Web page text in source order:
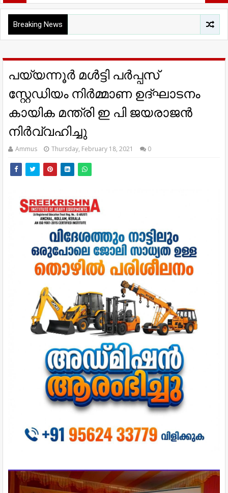
Breaking News
പയ്യന്നൂർ മൾട്ടി പർപ്പസ്
സ്റ്റേഡിയം നിർമ്മാണ ഉദ്ഘാടനം
കായിക മന്ത്രി ഇ പി ജയരാജൻ
നിർവ്വഹിച്ചു
Ammus Thursday, February 18, 2021 0